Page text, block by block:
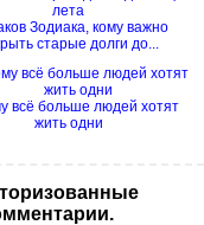
Зодиака, кому важно
старые долги до...
всё больше людей хотят
жить одни